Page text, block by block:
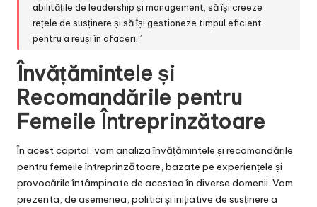
abilitățile de leadership și management, să își creeze
rețele de susținere și să își gestioneze timpul eficient
pentru a reuși în afaceri.”
Învățămintele și
Recomandările pentru
Femeile Întreprinzătoare
În acest capitol, vom analiza învățămintele și recomandările
pentru femeile întreprinzătoare, bazate pe experiențele și
provocările întâmpinate de acestea în diverse domenii. Vom
prezenta, de asemenea, politici și inițiative de susținere a